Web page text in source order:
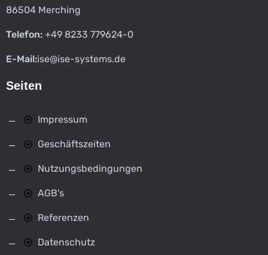
86504 Merching
Telefon: +49 8233 779624-0
E-Mail:ise@ise-systems.de
Seiten
Impressum
Geschäftszeiten
Nutzungsbedingungen
AGB's
Referenzen
Datenschutz